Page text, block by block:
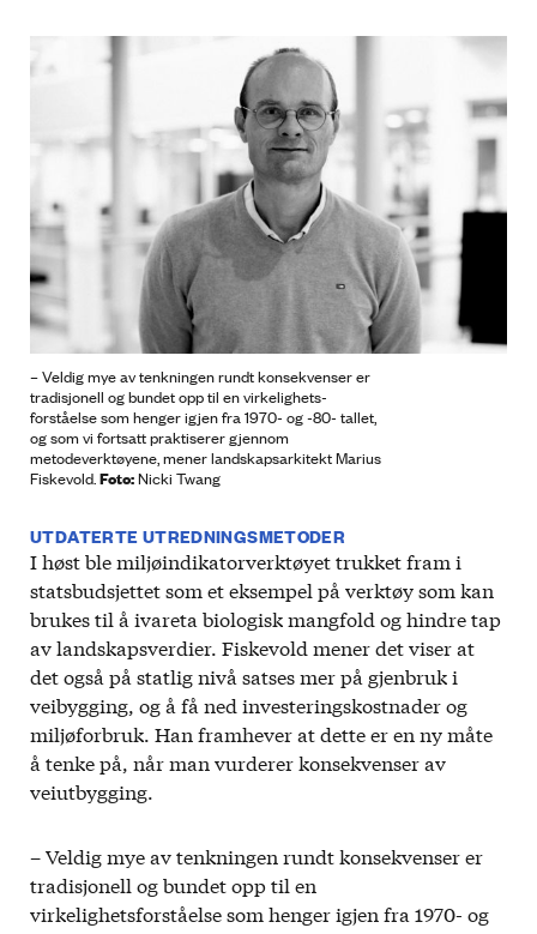
– Veldig mye av tenkningen rundt konsekvenser er
tradisjonell og bundet opp til en virkelighets-
forståelse som henger igjen fra 1970- og -80- tallet,
og som vi fortsatt praktiserer gjennom
metodeverktøyene, mener landskapsarkitekt Marius
Fiskevold.Foto:Nicki Twang
UTDATERTE UTREDNINGSMETODER
I høst ble miljøindikatorverktøyet trukket fram i
statsbudsjettet som et eksempel på verktøy som kan
brukes til å ivareta biologisk mangfold og hindre tap
av landskapsverdier. Fiskevold mener det viser at
det også på statlig nivå satses mer på gjenbruk i
veibygging, og å få ned investeringskostnader og
miljøforbruk. Han framhever at dette er en ny måte
å tenke på, når man vurderer konsekvenser av
veiutbygging.
– Veldig mye av tenkningen rundt konsekvenser er
tradisjonell og bundet opp til en
virkelighetsforståelse som henger igjen fra 1970- og